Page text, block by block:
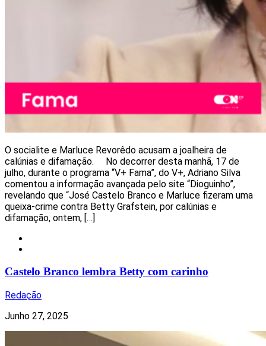
O socialite e Marluce Revorêdo acusam a joalheira de
calúnias e difamação. No decorrer desta manhã, 17 de
julho, durante o programa “V+ Fama”, do V+, Adriano Silva
comentou a informação avançada pelo site “Dioguinho”,
revelando que “José Castelo Branco e Marluce fizeram uma
queixa-crime contra Betty Grafstein, por calúnias e
difamação, ontem, […]
Castelo Branco lembra Betty com carinho
Redação
Junho 27, 2025